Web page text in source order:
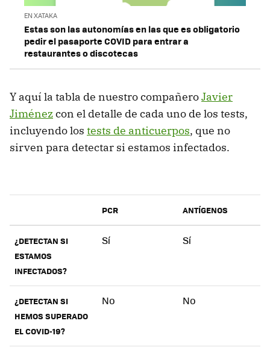
EN XATAKA
Estas son las autonomías en las que es obligatorio
pedir el pasaporte COVID para entrar a
restaurantes o discotecas
Y aquí la tabla de nuestro compañeroJavier
Jiménezcon el detalle de cada uno de los tests,
incluyendo los tests de anticuerpos, que no
sirven para detectar si estamos infectados.
PCR ANTÍGENOS
¿DETECTAN SI
ESTAMOS
INFECTADOS?
Sí Sí
¿DETECTAN SI
HEMOS SUPERADO
EL COVID-19?
No No